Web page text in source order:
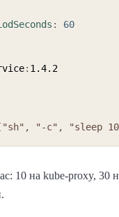
:
60
: 1.4.2
[ "sh" , "-c" , "sleep
10 на kube-proxy, 30